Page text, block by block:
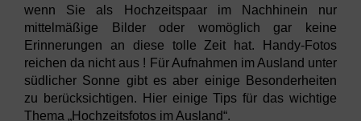
wenn Sie als Hochzeitspaar im Nachhinein nur
mittelmäßige Bilder oder womöglich gar keine
Erinnerungen an diese tolle Zeit hat. Handy-Fotos
reichen da nicht aus ! Für Aufnahmen im Ausland unter
südlicher Sonne gibt es aber einige Besonderheiten
zu berücksichtigen. Hier einige Tips für das wichtige
Thema „Hochzeitsfotos im Ausland“.